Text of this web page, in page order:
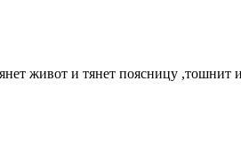
живот и тянет поясницу ,тошнит